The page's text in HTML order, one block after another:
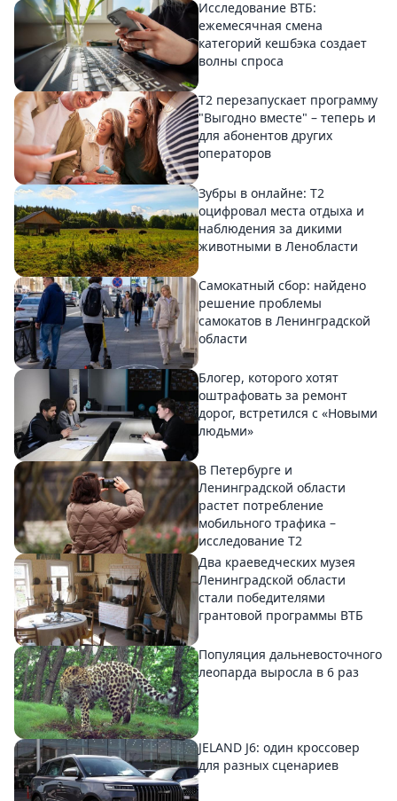
Исследование ВТБ:
ежемесячная смена
категорий кешбэка создает
волны спроса
Т2 перезапускает программу
"Выгодно вместе" – теперь и
для абонентов других
операторов
Зубры в онлайне: Т2
оцифровал места отдыха и
наблюдения за дикими
животными в Ленобласти
Самокатный сбор: найдено
решение проблемы
самокатов в Ленинградской
области
Блогер, которого хотят
оштрафовать за ремонт
дорог, встретился с «Новыми
людьми»
В Петербурге и
Ленинградской области
растет потребление
мобильного трафика –
исследование T2
Два краеведческих музея
Ленинградской области
стали победителями
грантовой программы ВТБ
Популяция дальневосточного
леопарда выросла в 6 раз
JELAND J6: один кроссовер
для разных сценариев